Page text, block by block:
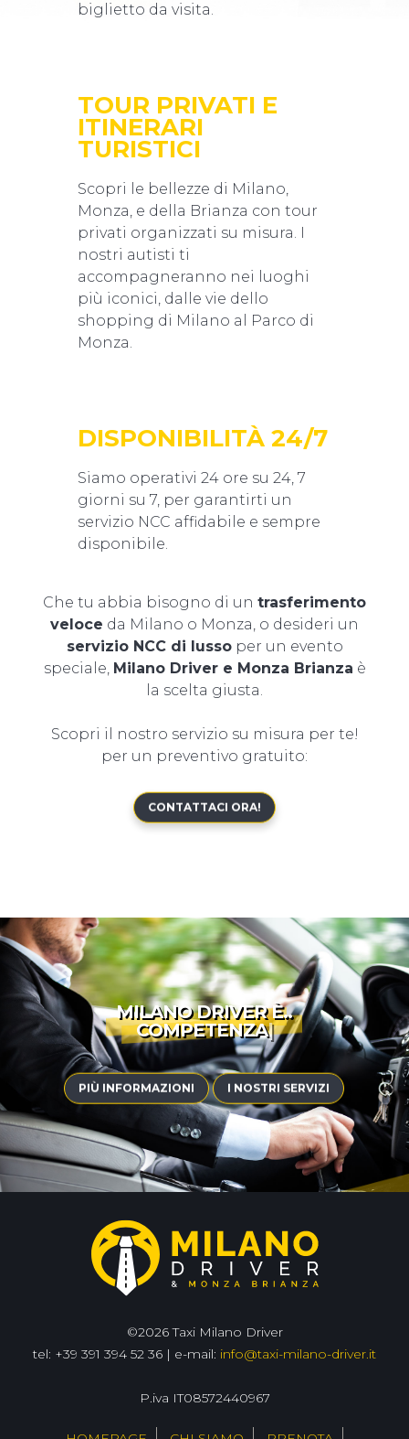
biglietto da visita.
TOUR PRIVATI E
ITINERARI
TURISTICI
Scopri le bellezze di Milano,
Monza, e della Brianza con tour
privati organizzati su misura. I
nostri autisti ti
accompagneranno nei luoghi
più iconici, dalle vie dello
shopping di Milano al Parco di
Monza.
DISPONIBILITÀ 24/7
Siamo operativi 24 ore su 24, 7
giorni su 7, per garantirti un
servizio NCC affidabile e sempre
disponibile.
Che tu abbia bisogno di un trasferimento
veloce da Milano o Monza, o desideri un
servizio NCC di lussoper un evento
speciale, Milano Driver e Monza Brianza è
la scelta giusta.
Scopri il nostro servizio su misura per te!
per un preventivo gratuito:
CONTATTACI ORA!
MILANO DRIVER È..
COMPETENZA|
PIÙ INFORMAZIONI I NOSTRI SERVIZI
©2026 Taxi Milano Driver
tel: +39 391 394 52 36 | e-mail: info@taxi-milano-driver.it
P.iva IT08572440967